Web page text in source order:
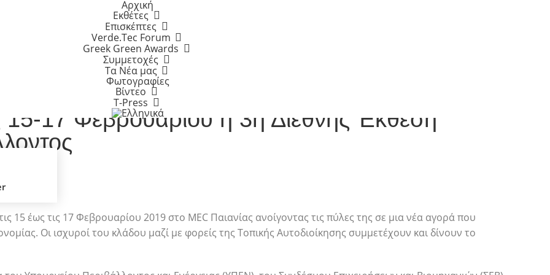
Αρχική
Εκθέτες
Επισκέπτες
Verde.Tec Forum
Greek Green Awards
Συμμετοχές
Τα Νέα μας
Φωτογραφίες
Βίντεο
T-Press
3η Διεθνής Έκθεση
PREVIOUS
15-17 Φεβρουαρίου η 3η Διεθνής Έκθεση
15 έως τις 17 Φεβρουαρίου 2019 στο MEC Παιανίας ανοίγοντας τις πύλες της σε μια νέα αγορά που
Οι ισχυροί του κλάδου μαζί με φορείς της Τοπικής Αυτοδιοίκησης συμμετέχουν και δίνουν το